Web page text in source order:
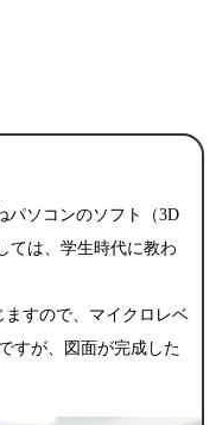
パソコンのソフト（3D
ては、学生時代に教わ
ますので、マイクロレベ
すが、図面が完成した